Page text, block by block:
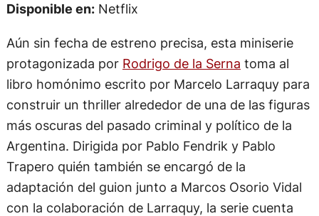
Disponible en:Netflix
Aún sin fecha de estreno precisa, esta miniserie
protagonizada por Rodrigo de la Serna toma al
libro homónimo escrito por Marcelo Larraquy para
construir un thriller alrededor de una de las figuras
más oscuras del pasado criminal y político de la
Argentina. Dirigida por Pablo Fendrik y Pablo
Trapero quién también se encargó de la
adaptación del guion junto a Marcos Osorio Vidal
con la colaboración de Larraquy, la serie cuenta